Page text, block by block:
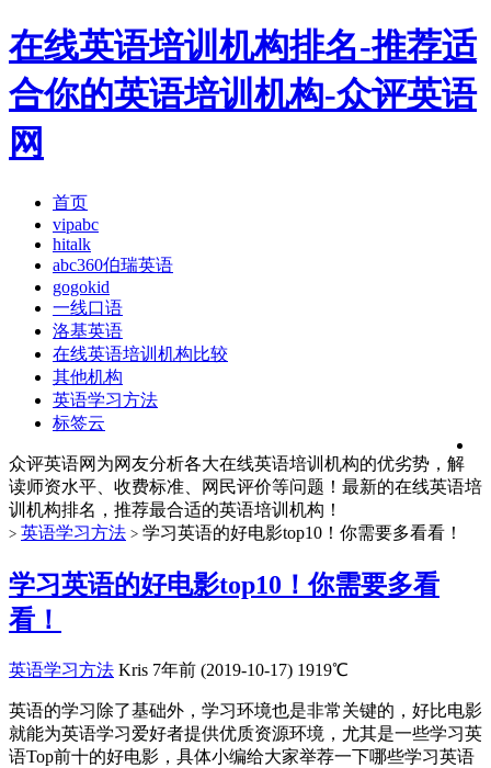
在线英语培训机构排名-推荐适
合你的英语培训机构-众评英语
网
首页
vipabc
hitalk
abc360伯瑞英语
gogokid
一线口语
洛基英语
在线英语培训机构比较
其他机构
英语学习方法
标签云
众评英语网为网友分析各大在线英语培训机构的优劣势，解
读师资水平、收费标准、网民评价等问题！最新的在线英语培
训机构排名，推荐最合适的英语培训机构！
> 英语学习方法 > 学习英语的好电影top10！你需要多看看！
学习英语的好电影top10！你需要多看
看！
英语学习方法 Kris 7年前 (2019-10-17) 1919℃
英语的学习除了基础外，学习环境也是非常关键的，好比电影
就能为英语学习爱好者提供优质资源环境，尤其是一些学习英
语Top前十的好电影，具体小编给大家举荐一下哪些学习英语